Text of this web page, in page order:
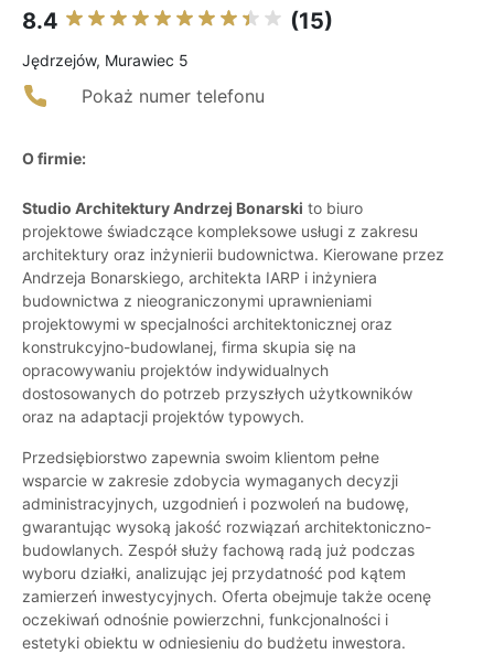
8.4 (15)
Jędrzejów, Murawiec 5
Pokaż numer telefonu
O firmie:
Studio Architektury Andrzej Bonarski to biuro
projektowe świadczące kompleksowe usługi z zakresu
architektury oraz inżynierii budownictwa. Kierowane przez
Andrzeja Bonarskiego, architekta IARP i inżyniera
budownictwa z nieograniczonymi uprawnieniami
projektowymi w specjalności architektonicznej oraz
konstrukcyjno-budowlanej, firma skupia się na
opracowywaniu projektów indywidualnych
dostosowanych do potrzeb przyszłych użytkowników
oraz na adaptacji projektów typowych.
Przedsiębiorstwo zapewnia swoim klientom pełne
wsparcie w zakresie zdobycia wymaganych decyzji
administracyjnych, uzgodnień i pozwoleń na budowę,
gwarantując wysoką jakość rozwiązań architektoniczno-
budowlanych. Zespół służy fachową radą już podczas
wyboru działki, analizując jej przydatność pod kątem
zamierzeń inwestycyjnych. Oferta obejmuje także ocenę
oczekiwań odnośnie powierzchni, funkcjonalności i
estetyki obiektu w odniesieniu do budżetu inwestora.